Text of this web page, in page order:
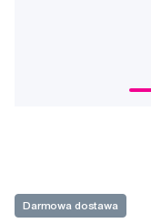
Darmowa dostawa